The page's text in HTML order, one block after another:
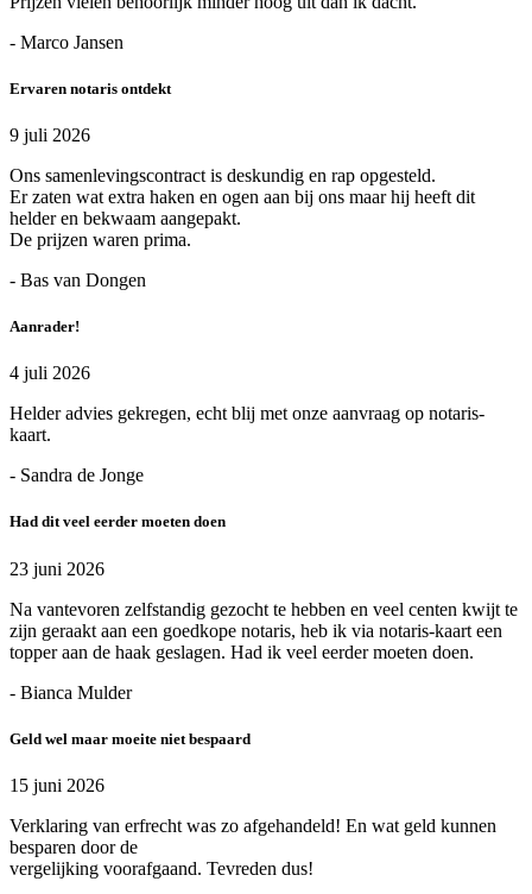
- Marco Jansen
Ervaren notaris ontdekt
9 juli 2026
Ons samenlevingscontract is deskundig en rap opgesteld.
Er zaten wat extra haken en ogen aan bij ons maar hij heeft dit
helder en bekwaam aangepakt.
De prijzen waren prima.
- Bas van Dongen
Aanrader!
4 juli 2026
Helder advies gekregen, echt blij met onze aanvraag op notaris-
kaart.
- Sandra de Jonge
Had dit veel eerder moeten doen
23 juni 2026
Na vantevoren zelfstandig gezocht te hebben en veel centen kwijt te
zijn geraakt aan een goedkope notaris, heb ik via notaris-kaart een
topper aan de haak geslagen. Had ik veel eerder moeten doen.
- Bianca Mulder
Geld wel maar moeite niet bespaard
15 juni 2026
Verklaring van erfrecht was zo afgehandeld! En wat geld kunnen
besparen door de
vergelijking voorafgaand. Tevreden dus!